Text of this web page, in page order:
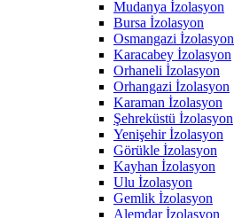
Mudanya İzolasyon
Bursa İzolasyon
Osmangazi İzolasyon
Karacabey İzolasyon
Orhaneli İzolasyon
Orhangazi İzolasyon
Karaman İzolasyon
Şehreküstü İzolasyon
Yenişehir İzolasyon
Görükle İzolasyon
Kayhan İzolasyon
Ulu İzolasyon
Gemlik İzolasyon
Alemdar İzolasyon